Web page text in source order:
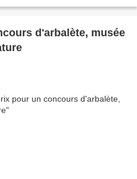
d'arbalète, musée